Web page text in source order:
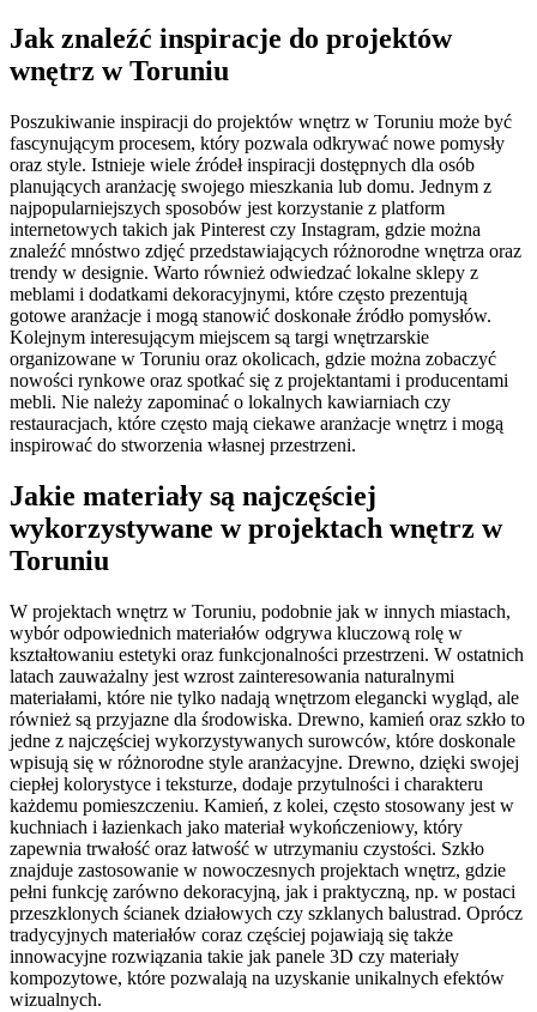
Jak znaleźć inspiracje do projektów
wnętrz w Toruniu
Poszukiwanie inspiracji do projektów wnętrz w Toruniu może być
fascynującym procesem, który pozwala odkrywać nowe pomysły
oraz style. Istnieje wiele źródeł inspiracji dostępnych dla osób
planujących aranżację swojego mieszkania lub domu. Jednym z
najpopularniejszych sposobów jest korzystanie z platform
internetowych takich jak Pinterest czy Instagram, gdzie można
znaleźć mnóstwo zdjęć przedstawiających różnorodne wnętrza oraz
trendy w designie. Warto również odwiedzać lokalne sklepy z
meblami i dodatkami dekoracyjnymi, które często prezentują
gotowe aranżacje i mogą stanowić doskonałe źródło pomysłów.
Kolejnym interesującym miejscem są targi wnętrzarskie
organizowane w Toruniu oraz okolicach, gdzie można zobaczyć
nowości rynkowe oraz spotkać się z projektantami i producentami
mebli. Nie należy zapominać o lokalnych kawiarniach czy
restauracjach, które często mają ciekawe aranżacje wnętrz i mogą
inspirować do stworzenia własnej przestrzeni.
Jakie materiały są najczęściej
wykorzystywane w projektach wnętrz w
Toruniu
W projektach wnętrz w Toruniu, podobnie jak w innych miastach,
wybór odpowiednich materiałów odgrywa kluczową rolę w
kształtowaniu estetyki oraz funkcjonalności przestrzeni. W ostatnich
latach zauważalny jest wzrost zainteresowania naturalnymi
materiałami, które nie tylko nadają wnętrzom elegancki wygląd, ale
również są przyjazne dla środowiska. Drewno, kamień oraz szkło to
jedne z najczęściej wykorzystywanych surowców, które doskonale
wpisują się w różnorodne style aranżacyjne. Drewno, dzięki swojej
ciepłej kolorystyce i teksturze, dodaje przytulności i charakteru
każdemu pomieszczeniu. Kamień, z kolei, często stosowany jest w
kuchniach i łazienkach jako materiał wykończeniowy, który
zapewnia trwałość oraz łatwość w utrzymaniu czystości. Szkło
znajduje zastosowanie w nowoczesnych projektach wnętrz, gdzie
pełni funkcję zarówno dekoracyjną, jak i praktyczną, np. w postaci
przeszklonych ścianek działowych czy szklanych balustrad. Oprócz
tradycyjnych materiałów coraz częściej pojawiają się także
innowacyjne rozwiązania takie jak panele 3D czy materiały
kompozytowe, które pozwalają na uzyskanie unikalnych efektów
wizualnych.